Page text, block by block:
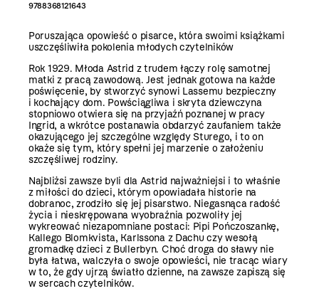
9788368121643
Poruszająca opowieść o pisarce, która swoimi książkami
uszczęśliwiła pokolenia młodych czytelników
Rok 1929. Młoda Astrid z trudem łączy rolę samotnej
matki z pracą zawodową. Jest jednak gotowa na każde
poświęcenie, by stworzyć synowi Lassemu bezpieczny
i kochający dom. Powściągliwa i skryta dziewczyna
stopniowo otwiera się na przyjaźń poznanej w pracy
Ingrid, a wkrótce postanawia obdarzyć zaufaniem także
okazującego jej szczególne względy Sturego, i to on
okaże się tym, który spełni jej marzenie o założeniu
szczęśliwej rodziny.
Najbliżsi zawsze byli dla Astrid najważniejsi i to właśnie
z miłości do dzieci, którym opowiadała historie na
dobranoc, zrodziło się jej pisarstwo. Niegasnąca radość
życia i nieskrępowana wyobraźnia pozwoliły jej
wykreować niezapomniane postaci: Pipi Pończoszankę,
Kallego Blomkvista, Karlssona z Dachu czy wesołą
gromadkę dzieci z Bullerbyn. Choć droga do sławy nie
była łatwa, walczyła o swoje opowieści, nie tracąc wiary
w to, że gdy ujrzą światło dzienne, na zawsze zapiszą się
w sercach czytelników.